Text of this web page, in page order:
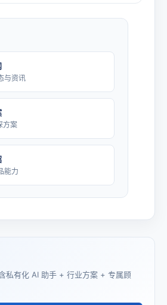
与资讯
方案
能力
私有化 AI 助手 + 行业方案 + 专属顾